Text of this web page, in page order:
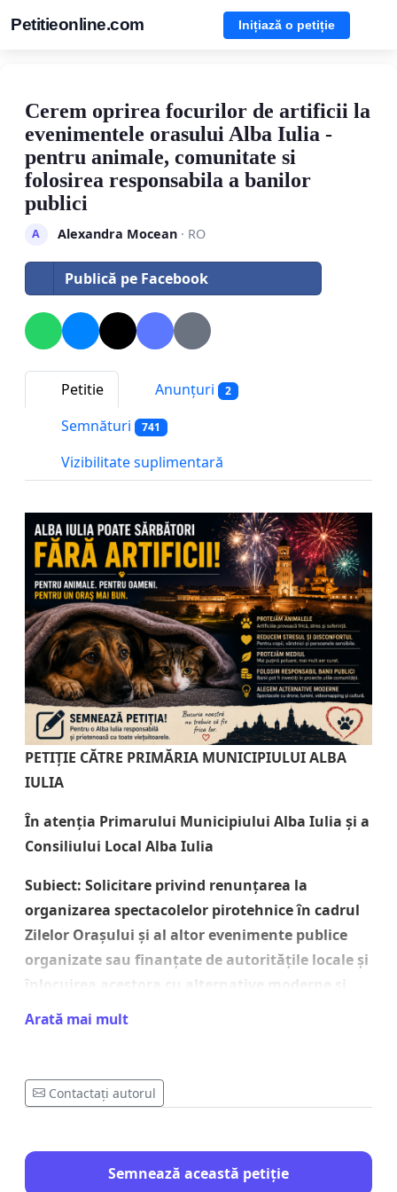
Petitieonline.com Inițiază o petiție
Cerem oprirea focurilor de artificii la
evenimentele orasului Alba Iulia -
pentru animale, comunitate si
folosirea responsabila a banilor
publici
A Alexandra Mocean· RO
Publică pe Facebook
Petitie Anunțuri 2
Semnături 741
Vizibilitate suplimentară
PETIȚIE CĂTRE PRIMĂRIA MUNICIPIULUI ALBA
IULIA
În atenția Primarului Municipiului Alba Iulia și a
Consiliului Local Alba Iulia
Subiect: Solicitare privind renunțarea la
organizarea spectacolelor pirotehnice în cadrul
Zilelor Orașului și al altor evenimente publice
organizate sau finanțate de autoritățile locale și
înlocuirea acestora cu alternative moderne și
responsabile
vă adresăm prezenta petiție prin care solicităm
cadrul Zilelor Orașului și al altor evenimente
publice organizate sau finanțate de autoritățile
Arată mai mult
Contactați autorul
Semnează această petiție